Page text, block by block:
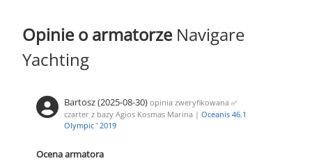
Opinie o armatorze Navigare
Yachting
Bartosz (2025-08-30) opinia zweryfikowana ✅
czarter z bazy Agios Kosmas Marina | Oceanis 46.1
Olympic ' 2019
Ocena armatora